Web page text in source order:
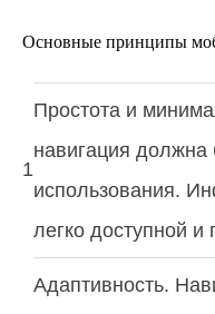
Основные принципы
1
Простота и
навигация должна
использования.
легко доступной и
Адаптивность.